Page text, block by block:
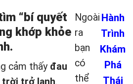
“bí quyết
khớp khỏe
cảm thấy đau
trời trở lạnh,
Ngoài
ra
bạn
có
thể
Hành
Trình
Khám
Phá
Thái